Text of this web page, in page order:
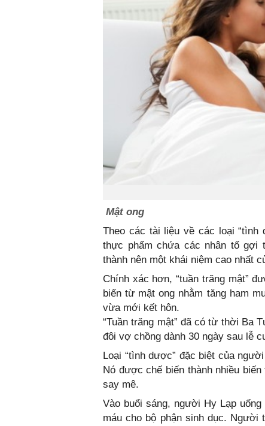
Mật ong
Theo các tài liệu về các loại
thực phẩm chứa các nhân tố gợi
thành nên một khái niệm cao nhất
Chính xác hơn, “tuần trăng mật”
biến từ mật ong nhằm tăng ham
vừa mới kết hôn.
“Tuần trăng mật” đã có từ thời Ba
đôi vợ chồng dành 30 ngày sau lễ
Loại “tình dược” đặc biệt của
Nó được chế biến thành nhiều
say mê.
Vào buổi sáng, người Hy Lạp
máu cho bộ phận sinh dục. Người